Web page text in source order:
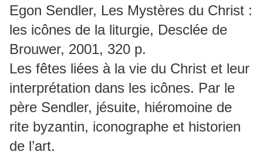
Egon Sendler, Les Mystères du Christ :
les icônes de la liturgie, Desclée de
Brouwer, 2001, 320 p.
Les fêtes liées à la vie du Christ et leur
interprétation dans les icônes. Par le
père Sendler, jésuite, hiéromoine de
rite byzantin, iconographe et historien
de l’art.